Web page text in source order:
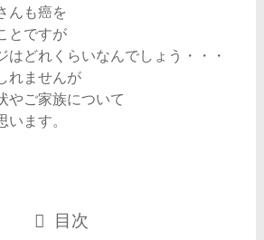
んも癌を
とですが
はどれくらいなんでしょう・・・
れませんが
やご家族について
います。
目次